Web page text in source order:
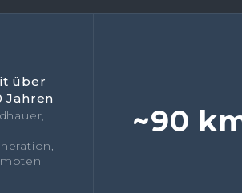
über
Jahren
~90